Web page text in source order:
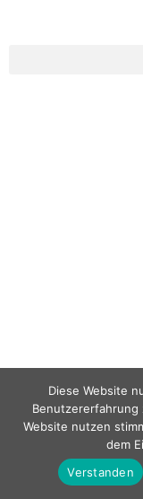
Diese Website
Benutzererfahrung
Website nutzen
dem
Verstanden